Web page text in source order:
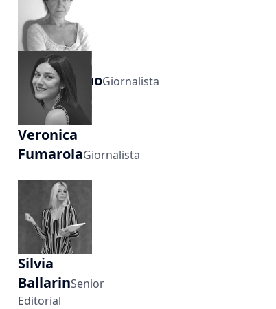
audio-video
Chiara
CammaranoGiornalista
Veronica
FumarolaGiornalista
Silvia
BallarinSenior
Editorial